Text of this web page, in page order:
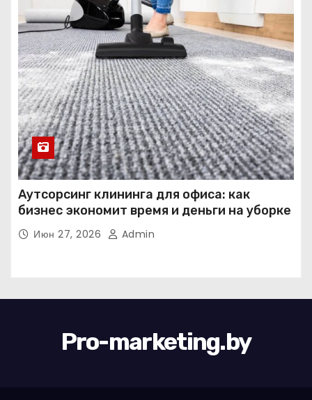
Аутсорсинг клининга для офиса: как
бизнес экономит время и деньги на уборке
Июн 27, 2026 Admin
Pro-marketing.by